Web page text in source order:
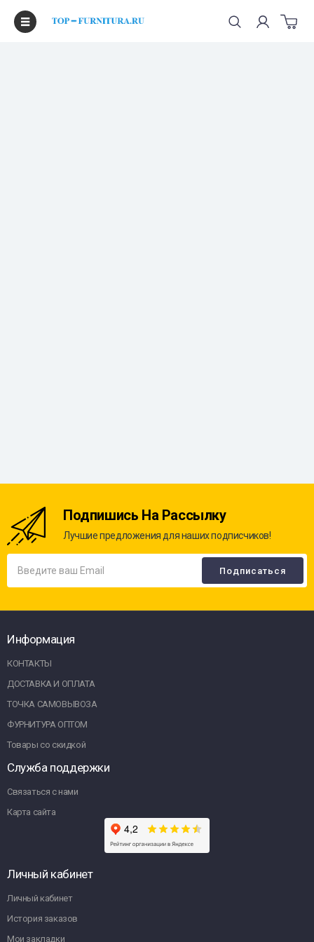
Подпишись На Рассылку
Лучшие предложения для наших подписчиков!
Информация
КОНТАКТЫ
ДОСТАВКА И ОПЛАТА
ТОЧКА САМОВЫВОЗА
ФУРНИТУРА ОПТОМ
Товары со скидкой
Служба поддержки
Связаться с нами
Карта сайта
Личный кабинет
Личный кабинет
История заказов
Мои закладки